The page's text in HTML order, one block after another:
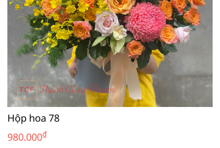
Hộp hoa 78
980.000₫